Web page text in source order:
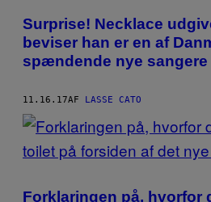
Surprise! Necklace
beviser han er en af
spændende nye sangere
11.16.17AF LASSE CATO
Forklaringen på, hvorfor